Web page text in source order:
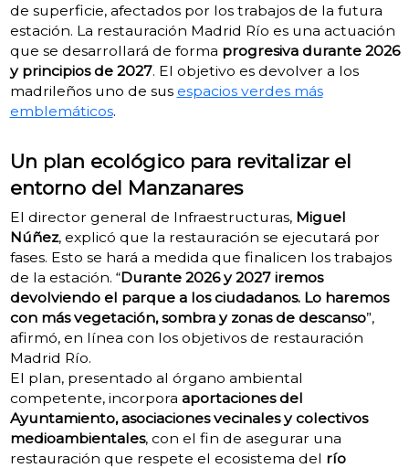
de superficie, afectados por los trabajos de la futura
estación. La restauración Madrid Río es una actuación
que se desarrollará de forma progresiva durante 2026
y principios de 2027. El objetivo es devolver a los
madrileños uno de sus espacios verdes más
emblemáticos.
Un plan ecológico para revitalizar el
entorno del Manzanares
El director general de Infraestructuras, Miguel
Núñez, explicó que la restauración se ejecutará por
fases. Esto se hará a medida que finalicen los trabajos
de la estación. “Durante 2026 y 2027 iremos
devolviendo el parque a los ciudadanos. Lo haremos
con más vegetación, sombra y zonas de descanso”,
afirmó, en línea con los objetivos de restauración
Madrid Río.
El plan, presentado al órgano ambiental
competente, incorpora aportaciones del
Ayuntamiento, asociaciones vecinales y colectivos
medioambientales, con el fin de asegurar una
restauración que respete el ecosistema del río